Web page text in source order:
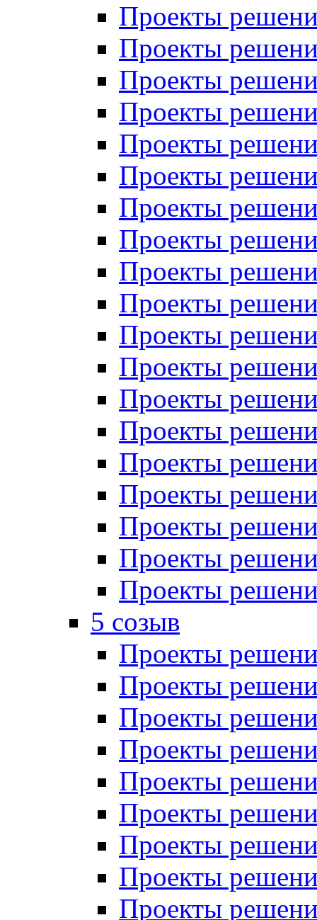
Проекты
Проекты
Проекты
Проекты
Проекты
Проекты
Проекты
Проекты
Проекты
Проекты
Проекты
Проекты
Проекты
Проекты
Проекты
Проекты
Проекты
Проекты
Проекты
5 созыв
Проекты
Проекты
Проекты
Проекты
Проекты
Проекты
Проекты
Проекты
Проекты